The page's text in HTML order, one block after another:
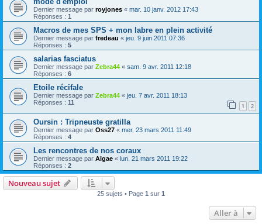
Dernier message par royjones « mar. 10 janv. 2012 17:43
Réponses : 1
Macros de mes SPS + mon labre en plein activité
Dernier message par fredeau « jeu. 9 juin 2011 07:36
Réponses : 5
salarias fasciatus
Dernier message par Zebra44 « sam. 9 avr. 2011 12:18
Réponses : 6
Etoile récifale
Dernier message par Zebra44 « jeu. 7 avr. 2011 18:13
Réponses : 11 1 2
Oursin : Tripneuste gratilla
Dernier message par Oss27 « mer. 23 mars 2011 11:49
Réponses : 4
Les rencontres de nos coraux
Dernier message par Algae « lun. 21 mars 2011 19:22
Réponses : 2
Nouveau sujet
25 sujets • Page 1 sur 1
Aller à